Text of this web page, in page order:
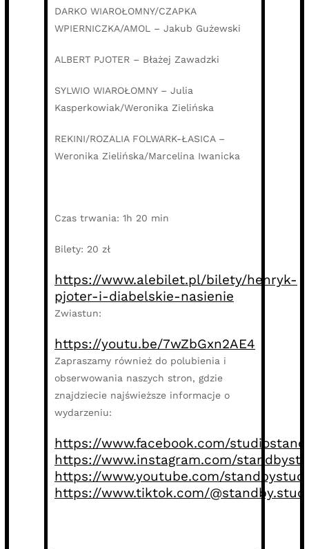
DARKO WIAROŁOMNY/CZAPKA
WPIERNICZKA/AMOL – Jakub Gużewski
ALBERT PJOTER – Błażej Zawadzki
SYLWIO WIAROŁOMNY – Julia
Kasperkowiak/Weronika Zielińska
REKINI/ROZALIA FOLWARK-ŁASICA –
Weronika Zielińska/Marcelina Iwanicka
Czas trwania: 1h 20 min
Bilety: 20 zł
https://www.alebilet.pl/bilety/henryk-
pjoter-i-diabelskie-nasienie
Zwiastun:
https://youtu.be/7wZbGxn2AE4
Zapraszamy również do polubienia i
obserwowania naszych stron, gdzie
znajdziecie najświeższe informacje o
wydarzeniu:
https://www.facebook.com/
https://www.instagram.com/
https://www.youtube.com/
https://www.tiktok.com/